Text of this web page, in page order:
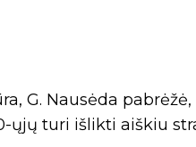
G. Nausėda
ųjų turi išlikti aiškiu